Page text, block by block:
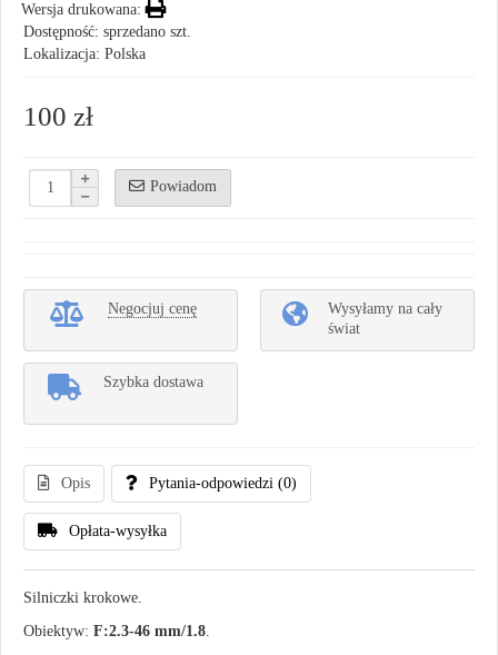
Wersja drukowana:
Dostępność: sprzedano szt.
Lokalizacja: Polska
100 zł
Powiadom
Negocjuj cenę
Wysyłamy na cały
świat
Szybka dostawa
Opis Pytania-odpowiedzi (0)
Opłata-wysyłka
Silniczki krokowe.
Obiektyw: F:2.3-46 mm/1.8.